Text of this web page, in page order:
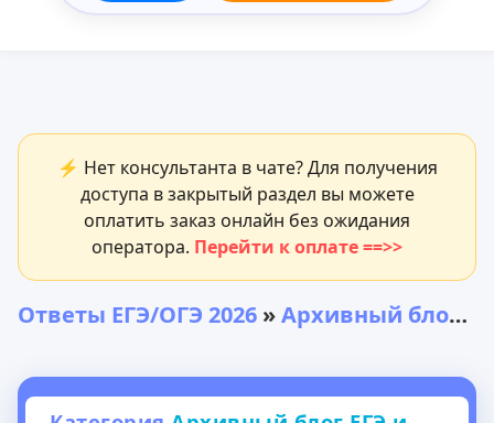
⚡ Нет консультанта в чате? Для получения
доступа в закрытый раздел вы можете
оплатить заказ онлайн без ожидания
оператора. Перейти к оплате ==>>
Ответы ЕГЭ/ОГЭ 2026 »Архивный блог ЕГЭ и ОГЭ 2026